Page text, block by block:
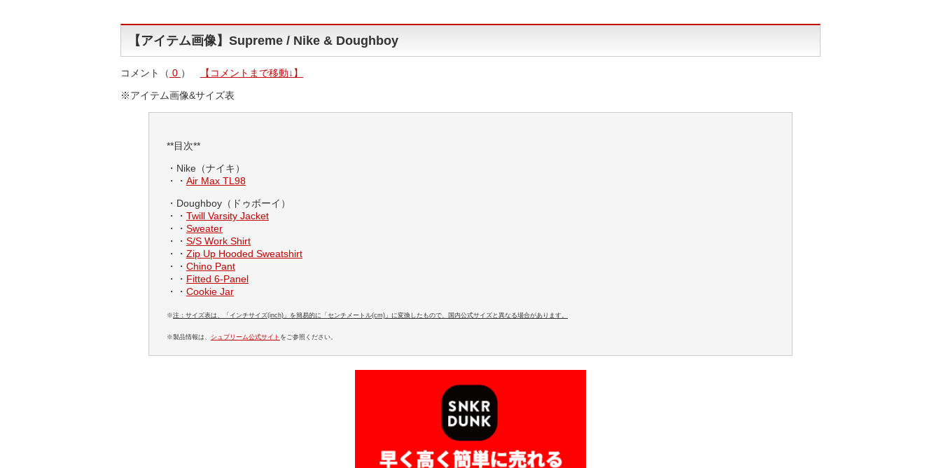
【アイテム画像】Supreme / Nike & Doughboy
コメント（ 0 ）
【コメントまで移動↓】
※アイテム画像&サイズ表
**目次**
・Nike（ナイキ）
・・ Air Max TL98
・Doughboy（ドゥボーイ）
・・ Twill Varsity Jacket
・・ Sweater
・・ S/S Work Shirt
・・ Zip Up Hooded Sweatshirt
・・ Chino Pant
・・ Fitted 6-Panel
・・ Cookie Jar
※注：サイズ表は、「インチサイズ(inch)」を簡易的に「センチメートル(cm)」に変換したもので、国内公式サイズと異なる場合があります。
※製品情報は、 シュプリーム公式サイト をご参照ください。